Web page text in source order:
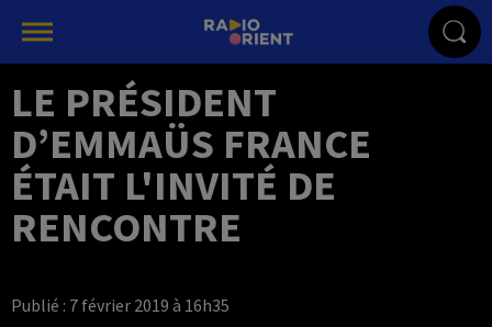
LE PRÉSIDENT
D’EMMAÜS FRANCE
ÉTAIT L'INVITÉ DE
RENCONTRE
Publié : 7 février 2019 à 16h35